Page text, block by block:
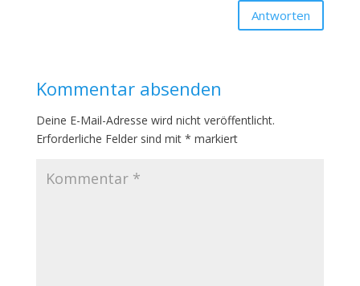
Antworten
Kommentar absenden
Deine E-Mail-Adresse wird nicht veröffentlicht.
Erforderliche Felder sind mit * markiert